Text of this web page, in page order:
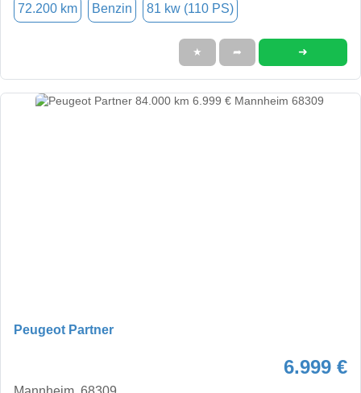
72.200 km Benzin 81 kw (110 PS)
★ ➦ ➜
Peugeot Partner
6.999 €